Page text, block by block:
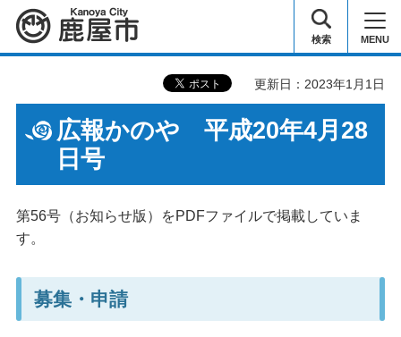
鹿屋市 検索 MENU
更新日：2023年1月1日
広報かのや 平成20年4月28
日号
第56号（お知らせ版）をPDFファイルで掲載していま
す。
募集・申請